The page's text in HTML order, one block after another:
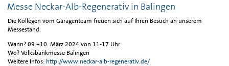
Messe Neckar-Alb-Regenerativ in Balingen
Die Kollegen vom Garagenteam freuen sich auf Ihren Besuch an unserem
Messestand.
Wann? 09.+10. März 2024 von 11-17 Uhr
Wo? Volksbankmesse Balingen
Weitere Infos: http://www.neckar-alb-regenerativ.de/